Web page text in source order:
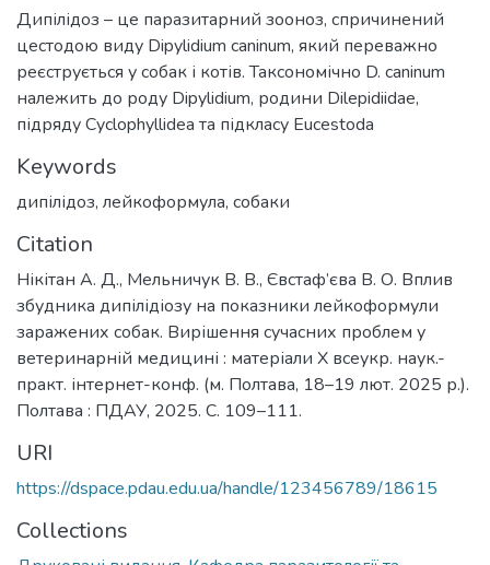
Дипілідоз – це паразитарний зооноз, спричинений
цестодою виду Dipylidium caninum, який переважно
реєструється у собак і котів. Таксономічно D. caninum
належить до роду Dipylidium, родини Dilepidiidae,
підряду Cyclophyllidea та підкласу Eucestoda
Keywords
дипілідоз, лейкоформула, собаки
Citation
Нікітан А. Д., Мельничук В. В., Євстаф’єва В. О. Вплив
збудника дипілідіозу на показники лейкоформули
заражених собак. Вирішення сучасних проблем у
ветеринарній медицині : матеріали X всеукр. наук.-
практ. інтернет-конф. (м. Полтава, 18–19 лют. 2025 р.).
Полтава : ПДАУ, 2025. С. 109–111.
URI
https://dspace.pdau.edu.ua/handle/123456789/18615
Collections